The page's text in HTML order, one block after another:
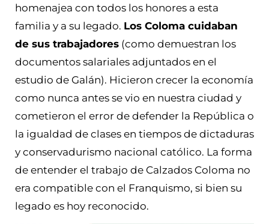
homenajea con todos los honores a esta
familia y a su legado. Los Coloma cuidaban
de sus trabajadores (como demuestran los
documentos salariales adjuntados en el
estudio de Galán). Hicieron crecer la economía
como nunca antes se vio en nuestra ciudad y
cometieron el error de defender la República o
la igualdad de clases en tiempos de dictaduras
y conservadurismo nacional católico. La forma
de entender el trabajo de Calzados Coloma no
era compatible con el Franquismo, si bien su
legado es hoy reconocido.